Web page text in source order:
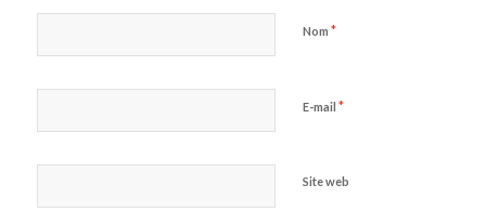
Nom *
E-mail *
Site web